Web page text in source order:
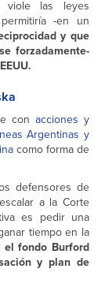
viole las leyes
-en un
y que
forzadamente-
con acciones y
Argentinas y
como forma de
defensores de
a la Corte
es pedir una
tiempo en la
el fondo Burford
y plan de